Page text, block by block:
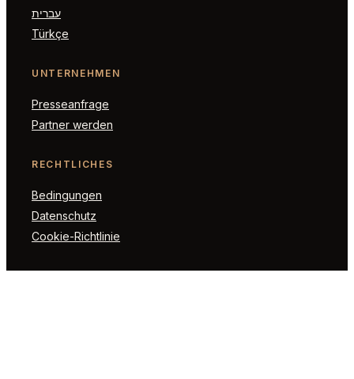
עברית
Türkçe
UNTERNEHMEN
Presseanfrage
Partner werden
RECHTLICHES
Bedingungen
Datenschutz
Cookie-Richtlinie